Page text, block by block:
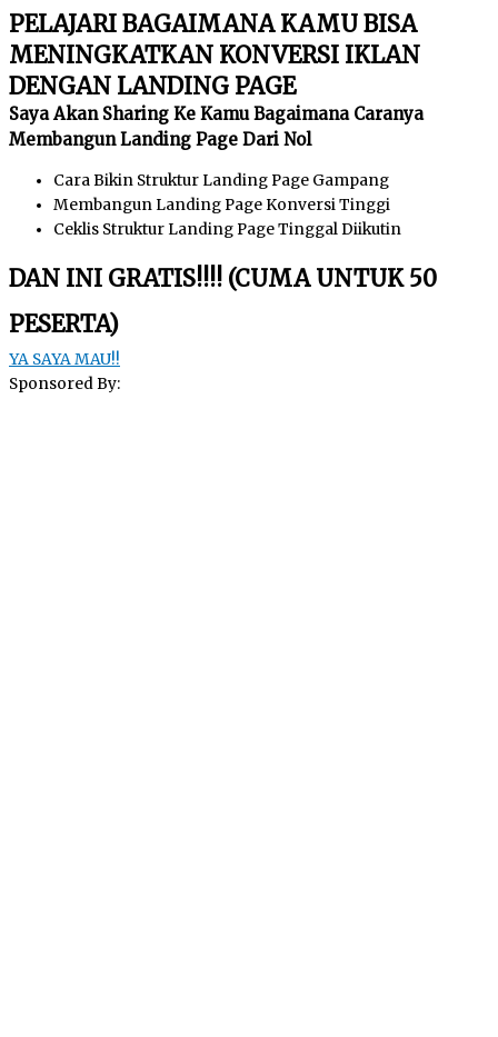
PELAJARI BAGAIMANA KAMU BISA
MENINGKATKAN KONVERSI IKLAN
DENGAN LANDING PAGE
Saya Akan Sharing Ke Kamu Bagaimana Caranya
Membangun Landing Page Dari Nol
Cara Bikin Struktur Landing Page Gampang
Membangun Landing Page Konversi Tinggi
Ceklis Struktur Landing Page Tinggal Diikutin
DAN INI GRATIS!!!! (CUMA UNTUK 50
PESERTA)
YA SAYA MAU!!
Sponsored By: